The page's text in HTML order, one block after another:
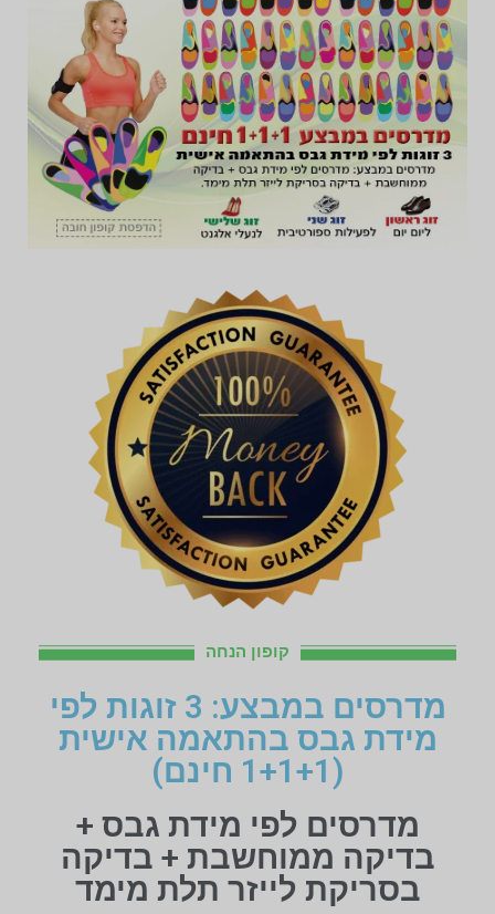
קופון הנחה
מדרסים במבצע: 3 זוגות לפי
מידת גבס בהתאמה אישית
(1+1+1 חינם)
מדרסים לפי מידת גבס +
בדיקה ממוחשבת + בדיקה
בסריקת לייזר תלת מימד